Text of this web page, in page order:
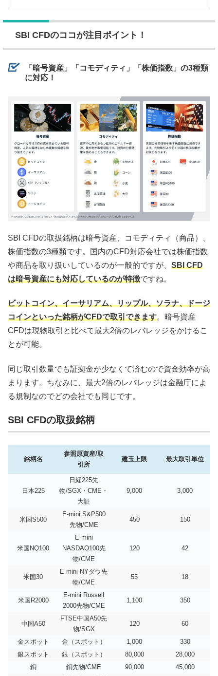
SBI CFDのココが注目ポイント！
「暗号資産」「コモディティ」「株価指数」の3種類
に対応！
SBI CFDの取扱銘柄は暗号資産、コモディティ（商品）、
株価指数の3種類です。国内のCFD対応会社では株価指数
や商品を取り扱いしているのが一般的ですが、 SBI CFD
は暗号資産にも対応しているのが特徴ですね。
ビットコイン、イーサリアム、リップル、ソラナ、ドージ
コインといった銘柄がCFDで取引できます。暗号資産
CFDは現物取引と比べて最大2倍のレバレッジをかけるこ
とが可能。
同じ取引数量でも証拠金が少なくて済むので資金効率が高
まります。ちなみに、最大2倍のレバレッジは金融庁によ
る規制なのでどの会社でも同じです。
SBI CFDの取扱銘柄
銘柄名
参照原資産/取
引所
建玉上限 最大取引単位
日本225
日経225先
物/SGX・CME・
大証
9,000 3,000
米国S500
E-mini S&P500
先物/CME
450 150
米国NQ100
E-mini
NASDAQ100先
物/CME
120 42
米国30
E-mini NYダウ先
物/CME
55 18
米国R2000
E-mini Russell
2000先物/CME
1,100 350
中国A50
FTSE中国A50先
物/SGX
120 60
金スポット 金（スポット） 1,000
330
銀スポット
銀（スポット） 80,000
28,000
銅
銅先物/CME 90,000 45,000